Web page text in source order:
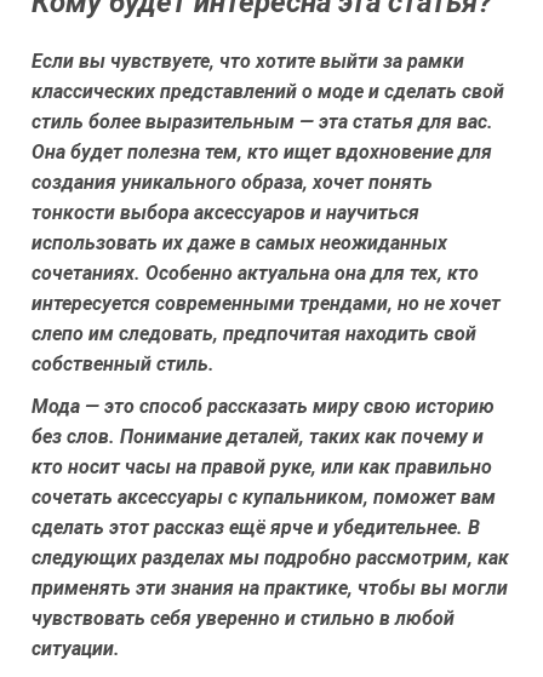
Если вы чувствуете, что хотите выйти за рамки
классических представлений о моде и сделать свой
стиль более выразительным — эта статья для вас.
Она будет полезна тем, кто ищет вдохновение для
создания уникального образа, хочет понять
тонкости выбора аксессуаров и научиться
использовать их даже в самых неожиданных
сочетаниях. Особенно актуальна она для тех, кто
интересуется современными трендами, но не хочет
слепо им следовать, предпочитая находить свой
собственный стиль.
Мода — это способ рассказать миру свою историю
без слов. Понимание деталей, таких как почему и
кто носит часы на правой руке, или как правильно
сочетать аксессуары с купальником, поможет вам
сделать этот рассказ ещё ярче и убедительнее. В
следующих разделах мы подробно рассмотрим, как
применять эти знания на практике, чтобы вы могли
чувствовать себя уверенно и стильно в любой
ситуации.